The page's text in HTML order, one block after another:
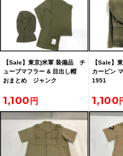
【Sale】東京)米軍 装備品 チ
ューブマフラー & 目出し帽
おまとめ ジャンク
1,100
【Sale】
カービン
1951
1,100